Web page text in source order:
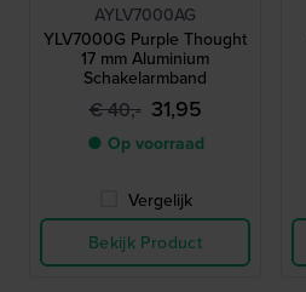
AYLV7000AG
YLV7000G Purple Thought
17 mm Aluminium
Schakelarmband
€ 40,- 31,95
● Op voorraad
Vergelijk
Bekijk Product